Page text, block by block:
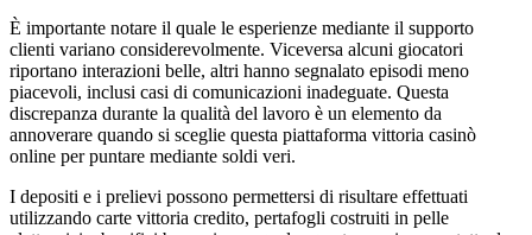
È importante notare il quale le esperienze mediante il supporto
clienti variano considerevolmente. Viceversa alcuni giocatori
riportano interazioni belle, altri hanno segnalato episodi meno
piacevoli, inclusi casi di comunicazioni inadeguate. Questa
discrepanza durante la qualità del lavoro è un elemento da
annoverare quando si sceglie questa piattaforma vittoria casinò
online per puntare mediante soldi veri.
I depositi e i prelievi possono permettersi di risultare effettuati
utilizzando carte vittoria credito, pertafogli costruiti in pelle